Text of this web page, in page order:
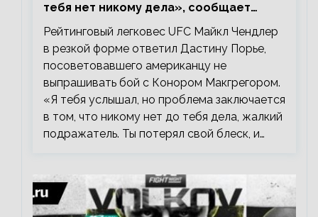
тебя нет никому дела», сообщает
Майкл Чендлер – о словах Порье
Рейтинговый легковес UFC Майкл Чендлер
в резкой форме ответил Дастину Порье,
посоветовавшего американцу не
выпрашивать бой с Конором Макгрегором.
«Я тебя услышал, но проблема заключается
в том, что никому нет до тебя дела, жалкий
подражатель. Ты потерял свой блеск, и…